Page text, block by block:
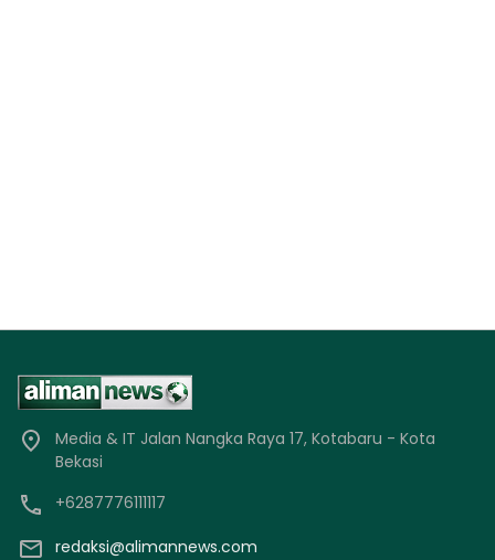
Media & IT Jalan Nangka Raya 17, Kotabaru - Kota
Bekasi
+6287776111117
redaksi@alimannews.com